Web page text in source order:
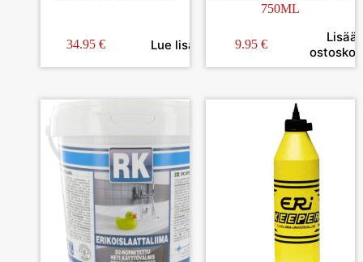
34.95 € Lue lisää
750ML
9.95 €
Lisää